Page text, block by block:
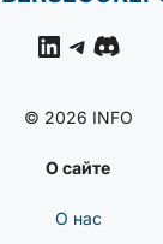
LinkedIn
© 2026 INFO
О сайте
О нас